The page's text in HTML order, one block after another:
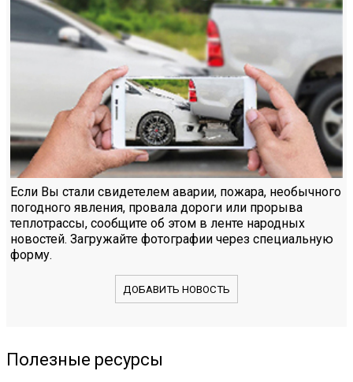
Если Вы стали свидетелем аварии, пожара, необычного
погодного явления, провала дороги или прорыва
теплотрассы, сообщите об этом в ленте народных
новостей. Загружайте фотографии через специальную
форму.
ДОБАВИТЬ НОВОСТЬ
Полезные ресурсы